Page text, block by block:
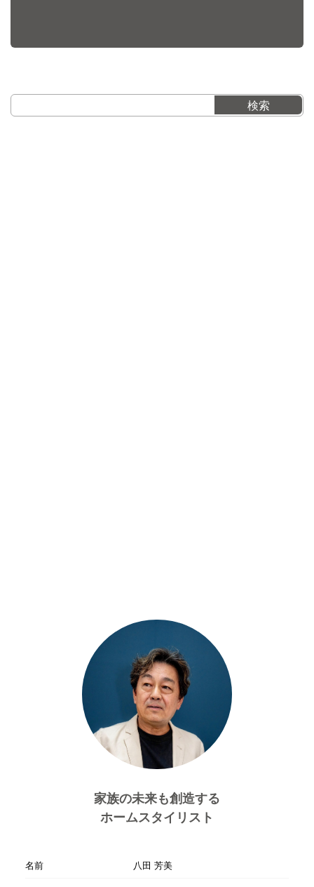
家族の未来も創造する
ホームスタイリスト
名前
八田 芳美